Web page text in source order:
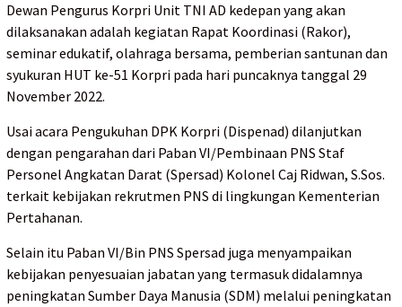
Dewan Pengurus Korpri Unit TNI AD kedepan yang akan
dilaksanakan adalah kegiatan Rapat Koordinasi (Rakor),
seminar edukatif, olahraga bersama, pemberian santunan dan
syukuran HUT ke-51 Korpri pada hari puncaknya tanggal 29
November 2022.
Usai acara Pengukuhan DPK Korpri (Dispenad) dilanjutkan
dengan pengarahan dari Paban VI/Pembinaan PNS Staf
Personel Angkatan Darat (Spersad) Kolonel Caj Ridwan, S.Sos.
terkait kebijakan rekrutmen PNS di lingkungan Kementerian
Pertahanan.
Selain itu Paban VI/Bin PNS Spersad juga menyampaikan
kebijakan penyesuaian jabatan yang termasuk didalamnya
peningkatan Sumber Daya Manusia (SDM) melalui peningkatan